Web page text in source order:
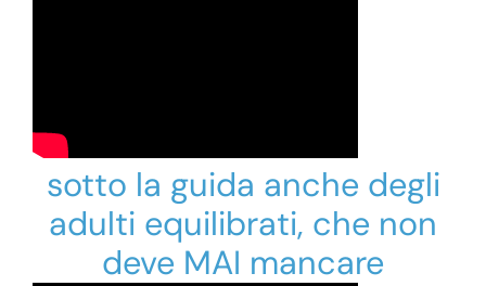
sotto la guida anche degli
adulti equilibrati, che non
deve MAI mancare